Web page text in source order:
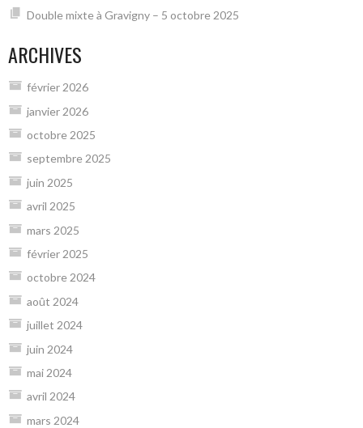
Double mixte à Gravigny – 5 octobre 2025
ARCHIVES
février 2026
janvier 2026
octobre 2025
septembre 2025
juin 2025
avril 2025
mars 2025
février 2025
octobre 2024
août 2024
juillet 2024
juin 2024
mai 2024
avril 2024
mars 2024